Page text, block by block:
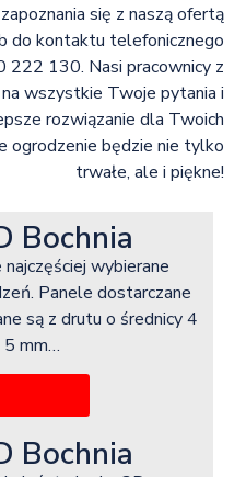
się z naszą ofertą
do kontaktu telefonicznego
222 130. Nasi pracownicy z
wszystkie Twoje pytania i
rozwiązanie dla Twoich
ogrodzenie będzie nie tylko
trwałe, ale i piękne!
Bochnia
wybierane
Panele dostarczane
są z drutu o średnicy 4
5 mm…
Bochnia